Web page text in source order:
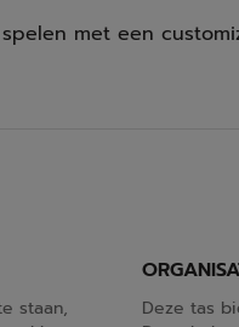
spelen met een
staan,
Deze tas